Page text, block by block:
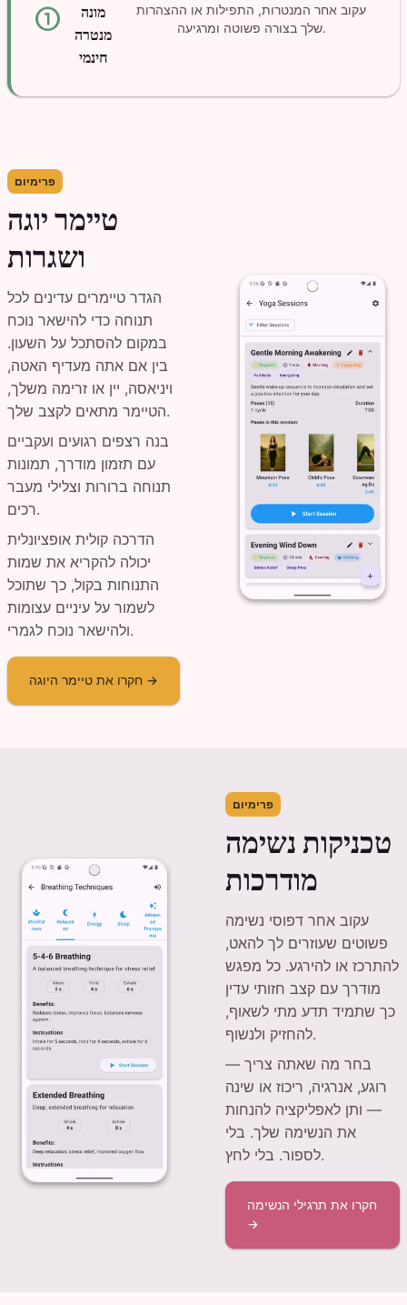
counter_1
מונה
מנטרה
חינמי
עקוב אחר המנטרות, התפילות או ההצהרות
שלך בצורה פשוטה ומרגיעה.
פרימיום
טיימר יוגה
ושגרות
הגדר טיימרים עדינים לכל
תנוחה כדי להישאר נוכח
במקום להסתכל על השעון.
בין אם אתה מעדיף האטה,
ויניאסה, יין או זרימה משלך,
הטיימר מתאים לקצב שלך.
בנה רצפים רגועים ועקביים
עם תזמון מודרך, תמונות
תנוחה ברורות וצלילי מעבר
רכים.
הדרכה קולית אופציונלית
יכולה להקריא את שמות
התנוחות בקול, כך שתוכל
לשמור על עיניים עצומות
ולהישאר נוכח לגמרי.
חקרו את טיימר היוגה →
פרימיום
טכניקות נשימה
מודרכות
עקוב אחר דפוסי נשימה
פשוטים שעוזרים לך להאט,
להתרכז או להירגע. כל מפגש
מודרך עם קצב חזותי עדין
כך שתמיד תדע מתי לשאוף,
להחזיק ולנשוף.
בחר מה שאתה צריך —
רוגע, אנרגיה, ריכוז או שינה
— ותן לאפליקציה להנחות
את הנשימה שלך. בלי
לספור. בלי לחץ.
חקרו את תרגילי הנשימה
→